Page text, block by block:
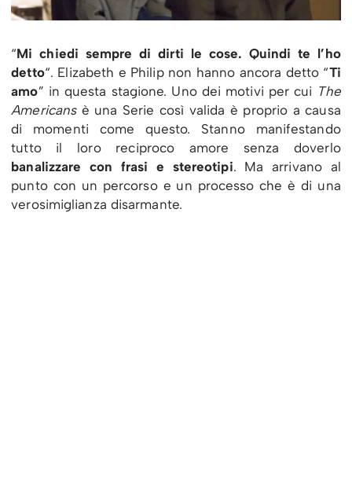
“Mi chiedi sempre di dirti le cose. Quindi te l’ho
detto“. Elizabeth e Philip non hanno ancora detto “Ti
amo” in questa stagione. Uno dei motivi per cui The
Americansè una Serie così valida è proprio a causa
di momenti come questo. Stanno manifestando
tutto il loro reciproco amore senza doverlo
banalizzare con frasi e stereotipi. Ma arrivano al
punto con un percorso e un processo che è di una
verosimiglianza disarmante.